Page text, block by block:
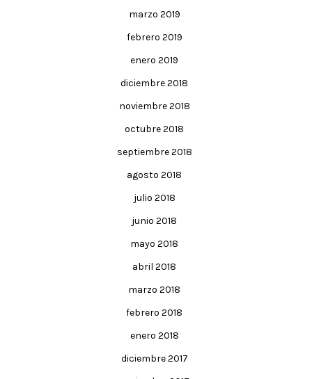
marzo 2019
febrero 2019
enero 2019
diciembre 2018
noviembre 2018
octubre 2018
septiembre 2018
agosto 2018
julio 2018
junio 2018
mayo 2018
abril 2018
marzo 2018
febrero 2018
enero 2018
diciembre 2017